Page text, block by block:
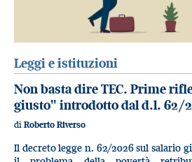
Leggi e istituzioni
Non basta dire TEC. Prime
giusto" introdotto dal d.l. 62/
di Roberto Riverso
Il decreto legge n. 62/2026 sul salario